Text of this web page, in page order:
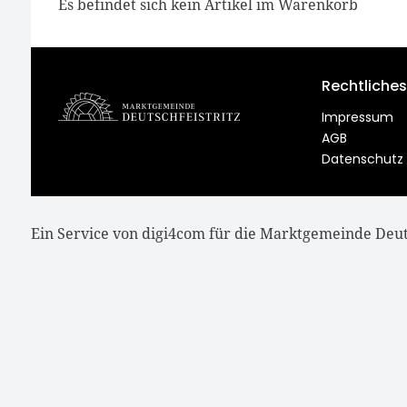
Es befindet sich kein Artikel im Warenkorb
Rechtliches
Impressum
AGB
Datenschutz
Ein Service von digi4com für die Marktgemeinde